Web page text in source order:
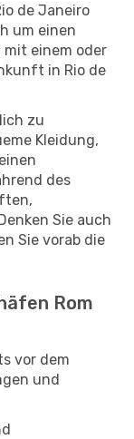
de Janeiro
um einen
einem oder
in Rio de
zu
Kleidung,
des
Sie auch
Sie vorab die
Rom
vor dem
und